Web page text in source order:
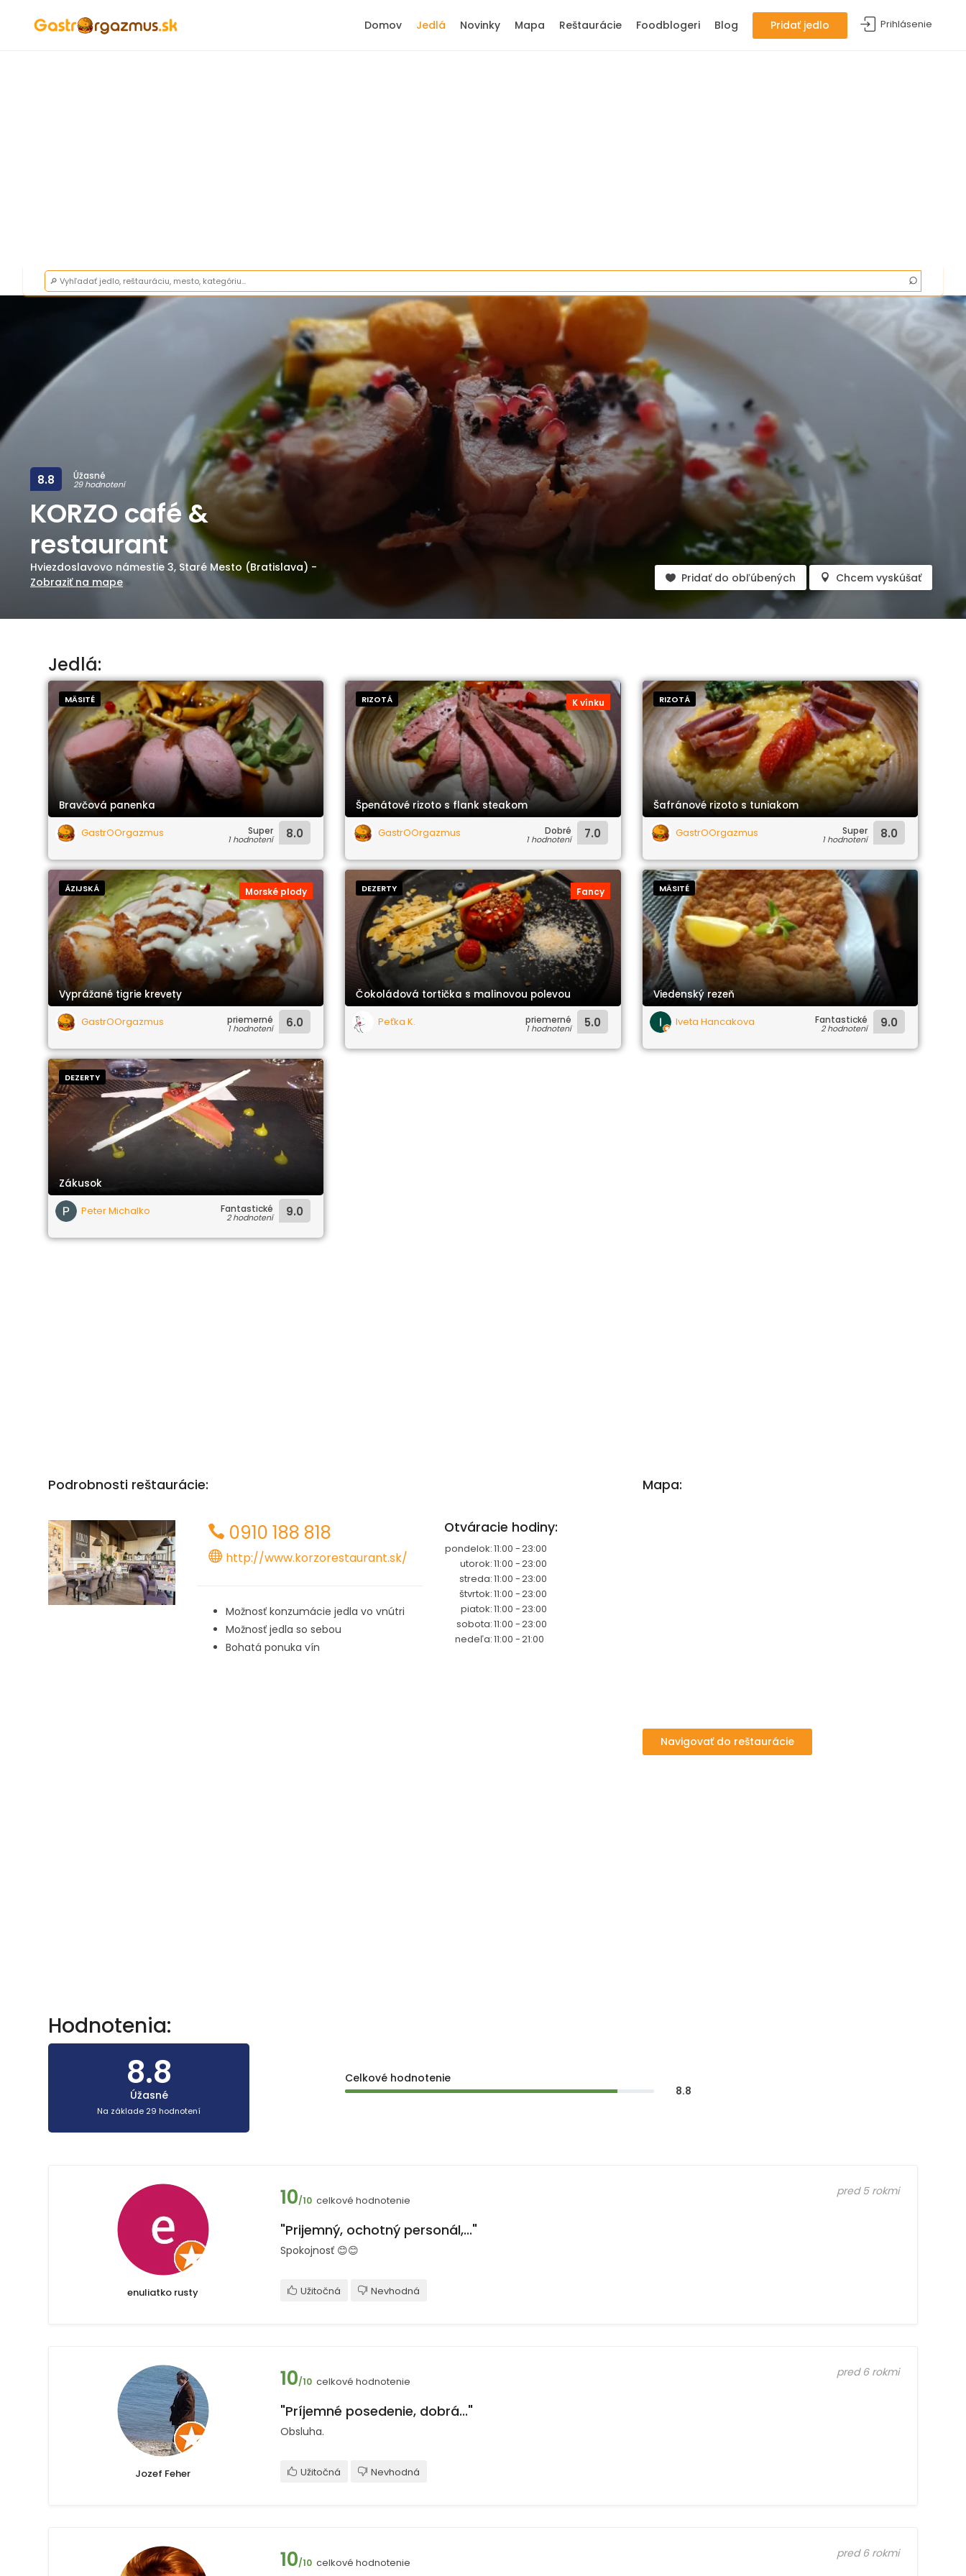
Prihlásenie
Domov Jedlá Novinky Mapa Reštaurácie Foodblogeri Blog Pridať jedlo
Úžasné
29 hodnotení
8.8
KORZO café &
restaurant
Hviezdoslavovo námestie 3, Staré Mesto (Bratislava) -
Zobraziť na mape
Pridať do obľúbených Chcem vyskúšať
Jedlá:
MÄSITÉ
Bravčová panenka
GastrOOrgazmus
Super
1 hodnotení 8.0
K vínku
RIZOTÁ
Špenátové rizoto s flank steakom
GastrOOrgazmus
Dobré
1 hodnotení 7.0
RIZOTÁ
Šafránové rizoto s tuniakom
GastrOOrgazmus
Super
1 hodnotení 8.0
Morské plody
ÁZIJSKÁ
Vyprážané tigrie krevety
GastrOOrgazmus
priemerné
1 hodnotení 6.0
Fancy
DEZERTY
Čokoládová tortička s malinovou polevou
Peťka K.
priemerné
1 hodnotení 5.0
MÄSITÉ
Viedenský rezeň
Iveta Hancakova
Fantastické
2 hodnotení 9.0
DEZERTY
Zákusok
Peter Michalko
Fantastické
2 hodnotení 9.0
Podrobnosti reštaurácie:
0910 188 818
http://www.korzorestaurant.sk/
Možnosť konzumácie jedla vo vnútri
Možnosť jedla so sebou
Bohatá ponuka vín
Otváracie hodiny:
pondelok:11:00 -23:00
utorok:11:00 -23:00
streda:11:00 -23:00
štvrtok:11:00 -23:00
piatok:11:00 -23:00
sobota:11:00 -23:00
nedeľa:11:00 -21:00
Mapa:
Navigovať do reštaurácie
Hodnotenia:
8.8
Úžasné
Na základe 29 hodnotení
Celkové hodnotenie
8.8
enuliatko rusty
10/10 celkové hodnotenie
pred 5 rokmi
"Prijemný, ochotný personál,..."
Spokojnosť 😊😊
Užitočná Nevhodná
Jozef Feher
10/10 celkové hodnotenie
pred 6 rokmi
"Príjemné posedenie, dobrá..."
Obsluha.
Užitočná Nevhodná
10/10 celkové hodnotenie
pred 6 rokmi